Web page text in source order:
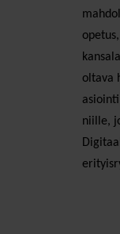
oltava
niille,